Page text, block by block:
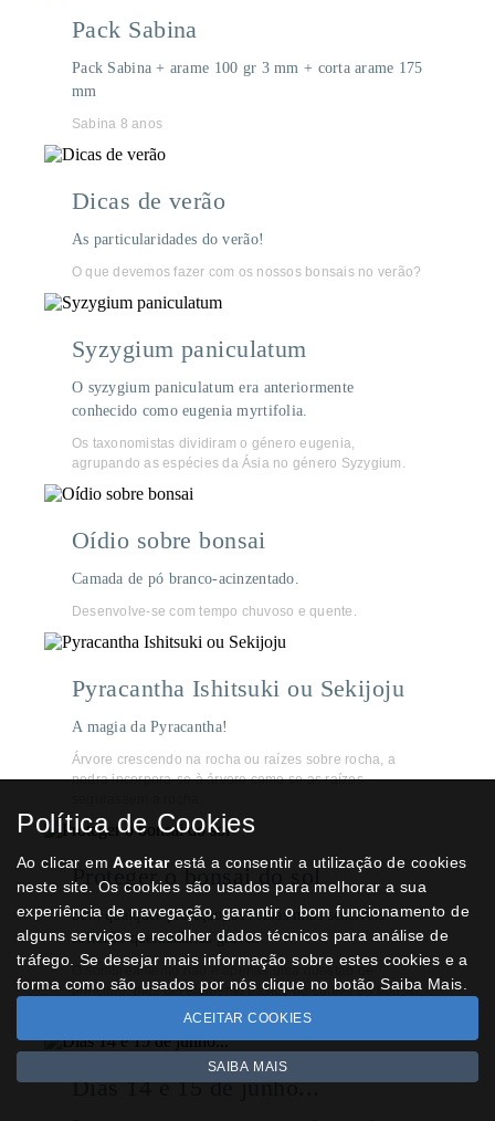
Pack Sabina
Pack Sabina + arame 100 gr 3 mm + corta arame 175
mm
Sabina 8 anos
Dicas de verão
As particularidades do verão!
O que devemos fazer com os nossos bonsais no verão?
Syzygium paniculatum
O syzygium paniculatum era anteriormente
conhecido como eugenia myrtifolia.
Os taxonomistas dividiram o género eugenia,
agrupando as espécies da Ásia no género Syzygium.
Oídio sobre bonsai
Camada de pó branco-acinzentado.
Desenvolve-se com tempo chuvoso e quente.
Pyracantha Ishitsuki ou Sekijoju
A magia da Pyracantha!
Árvore crescendo na rocha ou raízes sobre rocha, a
pedra incorpora-se à árvore como se as raízes
Proteger o bonsai do sol
Sem qualquer proteção, as folhas mais sensíveis
sofrerão queimaduras graves
O sombreamento não é apenas uma questão de
princípio, mas um elemento básico no cultivo do bonsai,
tal como a rega, o substrato, o transplante e a poda.
Dias 14 e 15 de junho...
Política de Cookies
Ao clicar emAceitarestá a consentir a utilização de cookies
neste site. Os cookies são usados para melhorar a sua
experiência de navegação, garantir o bom funcionamento de
alguns serviços e recolher dados técnicos para análise de
tráfego. Se desejar mais informação sobre estes cookies e a
forma como são usados por nós clique no botão Saiba Mais.
ACEITAR COOKIES
SAIBA MAIS